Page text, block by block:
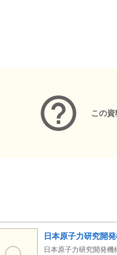
この
日本原子力研究開
日本原子力研究開発機